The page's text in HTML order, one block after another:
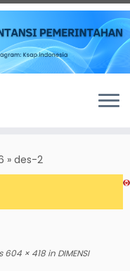
» des-2
604 × 418in DIMENSI